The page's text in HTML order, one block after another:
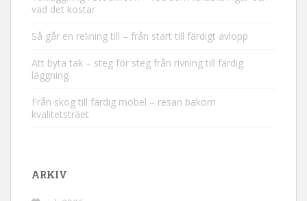
vad det kostar
Så går en relining till – från start till färdigt avlopp
Att byta tak – steg för steg från rivning till färdig
läggning
Från skog till färdig möbel – resan bakom
kvalitetsträet
ARKIV